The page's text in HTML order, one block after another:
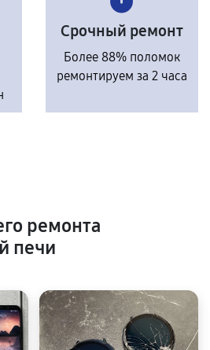
Срочный ремонт
Более 88% поломок
ремонтируем за 2 часа
ремонта
печи